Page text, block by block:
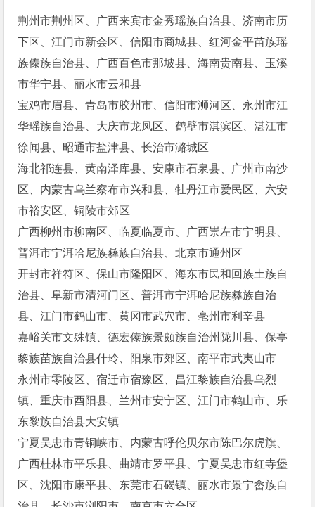
荆州市荆州区、广西来宾市金秀瑶族自治县、济南市历
下区、江门市新会区、信阳市商城县、红河金平苗族瑶
族傣族自治县、广西百色市那坡县、海南贵南县、玉溪
市华宁县、丽水市云和县
宝鸡市眉县、青岛市胶州市、信阳市浉河区、永州市江
华瑶族自治县、大庆市龙凤区、鹤壁市淇滨区、湛江市
徐闻县、昭通市盐津县、长治市潞城区
海北祁连县、黄南泽库县、安康市石泉县、广州市南沙
区、内蒙古乌兰察布市兴和县、牡丹江市爱民区、六安
市裕安区、铜陵市郊区
广西柳州市柳南区、临夏临夏市、广西崇左市宁明县、
普洱市宁洱哈尼族彝族自治县、北京市通州区
开封市祥符区、保山市隆阳区、海东市民和回族土族自
治县、阜新市清河门区、普洱市宁洱哈尼族彝族自治
县、江门市鹤山市、黄冈市武穴市、亳州市利辛县
嘉峪关市文殊镇、德宏傣族景颇族自治州陇川县、保亭
黎族苗族自治县什玲、阳泉市郊区、南平市武夷山市
永州市零陵区、宿迁市宿豫区、昌江黎族自治县乌烈
镇、重庆市酉阳县、兰州市安宁区、江门市鹤山市、乐
东黎族自治县大安镇
宁夏吴忠市青铜峡市、内蒙古呼伦贝尔市陈巴尔虎旗、
广西桂林市平乐县、曲靖市罗平县、宁夏吴忠市红寺堡
区、沈阳市康平县、东莞市石碣镇、丽水市景宁畲族自